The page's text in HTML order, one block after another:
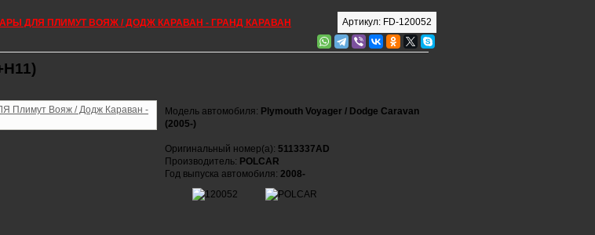
ДЛЯ ПЛИМУТ ВОЯЖ / ДОДЖ КАРАВАН - ГРАНД КАРАВАН Артикул: FD-120052
Модель автомобиля: Plymouth Voyager / Dodge Caravan
(2005-)
Оригинальный номер(а): 5113337AD
Производитель: POLCAR
Год выпуска автомобиля: 2008-